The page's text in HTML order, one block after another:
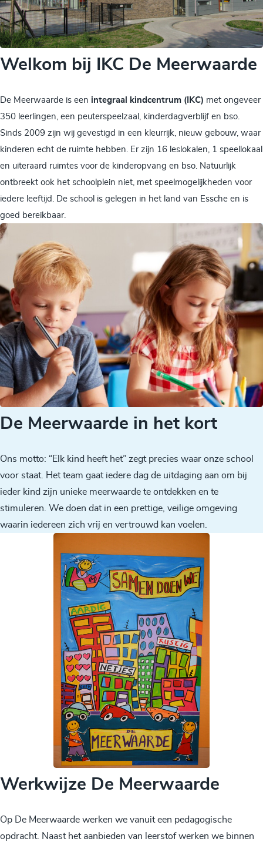
Welkom bij IKC De Meerwaarde
De Meerwaarde is een integraal kindcentrum (IKC) met ongeveer
350 leerlingen, een peuterspeelzaal, kinderdagverblijf en bso.
Sinds 2009 zijn wij gevestigd in een kleurrijk, nieuw gebouw, waar
kinderen echt de ruimte hebben. Er zijn 16 leslokalen, 1 speellokaal
en uiteraard ruimtes voor de kinderopvang en bso. Natuurlijk
ontbreekt ook het schoolplein niet, met speelmogelijkheden voor
iedere leeftijd. De school is gelegen in het land van Essche en is
goed bereikbaar.
De Meerwaarde in het kort
Ons motto: “Elk kind heeft het” zegt precies waar onze school
voor staat. Het team gaat iedere dag de uitdaging aan om bij
ieder kind zijn unieke meerwaarde te ontdekken en te
stimuleren. We doen dat in een prettige, veilige omgeving
waarin iedereen zich vrij en vertrouwd kan voelen.
Werkwijze De Meerwaarde
Op De Meerwaarde werken we vanuit een pedagogische
opdracht. Naast het aanbieden van leerstof werken we binnen